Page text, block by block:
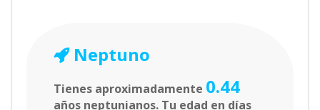
Neptuno
Tienes aproximadamente 0.44
años neptunianos. Tu edad en días